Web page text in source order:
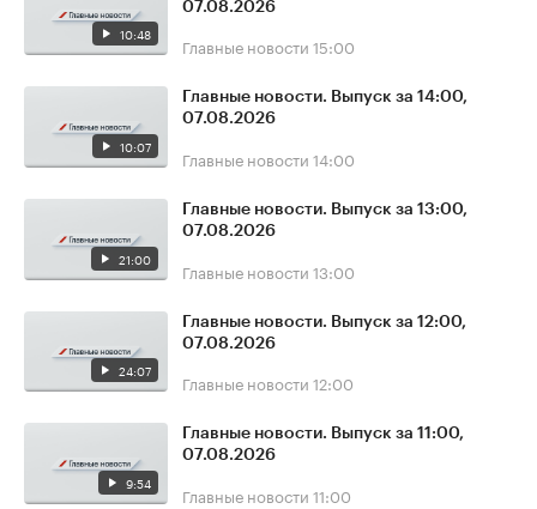
10:48
07.08.2026
Главные новости 15:00
10:07
Главные новости. Выпуск за 14:00,
07.08.2026
Главные новости 14:00
21:00
Главные новости. Выпуск за 13:00,
07.08.2026
Главные новости 13:00
24:07
Главные новости. Выпуск за 12:00,
07.08.2026
Главные новости 12:00
9:54
Главные новости. Выпуск за 11:00,
07.08.2026
Главные новости 11:00